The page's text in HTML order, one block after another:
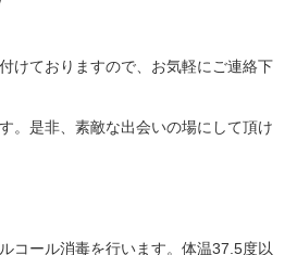
けておりますので、お気軽にご連絡下
。是非、素敵な出会いの場にして頂け
コール消毒を行います。体温37.5度以